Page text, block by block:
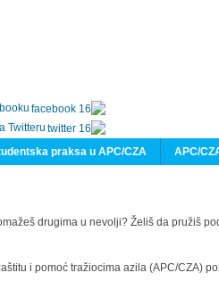
Twitteru
APC/
praksa u APC/CZA
drugima u nevolji? Želiš da pružiš
i pomoć tražiocima azila (APC/CZA)